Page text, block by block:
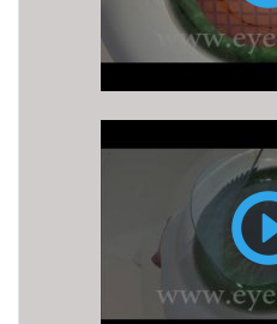
FEMTO